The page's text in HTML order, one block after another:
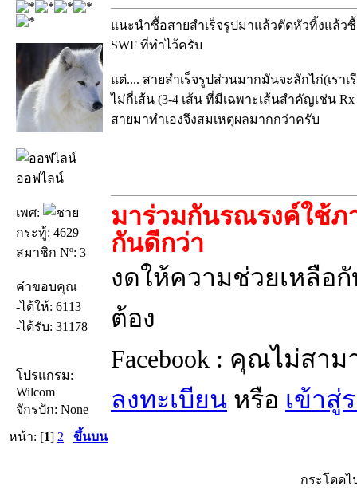
ออฟไลน์
เพศ:
กระทู้: 4629
สมาชิก Nº: 3
คำขอบคุณ
-ได้ให้: 6113
-ได้รับ: 31178
โปรแกรม:
Wilcom
จักรปัก: None
แนะนำซื้อสายสำเร็จรูปมาแล้วตัดหัวทิ้งแล้ว
SWF ที่ทำไว้ครับ
แต่.... สายสำเร็จรูปส่วนมากมันจะลักไก่(เรา
ไม่กี่เส้น (3-4 เส้น ที่มีเฉพาะเส้นสำคัญเช่น
สายมาทำเองจึงสมเหตุผลมากกว่าครับ
มาร่วมกันรณรงค์ใช้ภ
กันดีกว่า
งดให้ความช่วยเหลือ
ต้อง
Facebook : คุณไม่สา
ลงทะเบียน หรือ เข้าสู่
หน้า: [1] 2 ขึ้นบน
กระโดดไ